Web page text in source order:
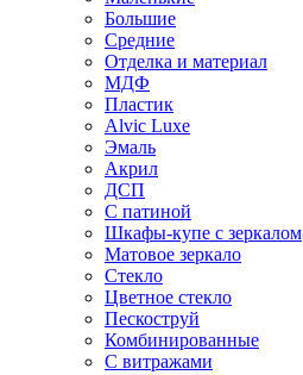
Большие
Средние
Отделка и материал
МДФ
Пластик
Alvic Luxe
Эмаль
Акрил
ДСП
С патиной
Шкафы-купе с зеркалом
Матовое зеркало
Стекло
Цветное стекло
Пескоструй
Комбинированные
С витражами